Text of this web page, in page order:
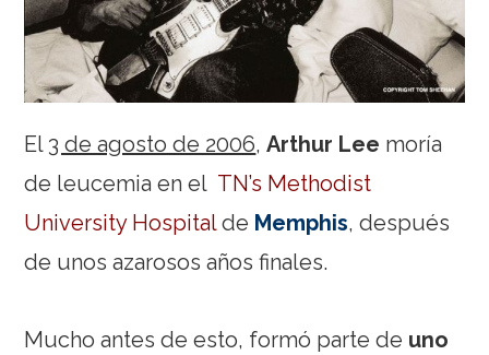
El 3 de agosto de 2006,Arthur Lee moría
de leucemia en el TN’s Methodist
University Hospitalde Memphis, después
de unos azarosos años finales.
Mucho antes de esto, formó parte de uno